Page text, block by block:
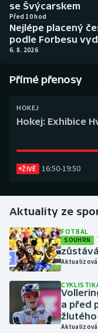
Biatlon
Boby a skeleton
Box
Dostihy
Golf
Gymnastika
Házená
Jezdectví
Judo
Aplikace ČT sport
AZ kvíz
se Švýcarskem
Před 10 hod
Nejlépe placený
podle Forbesu
6. 8. 2026
Přímé přenosy
HOKEJ
Hokej: Exhibice
ŽIVĚ 16:50-19:50
Aktuality ze
FOTBAL
SOUHRN
a před
žlutého